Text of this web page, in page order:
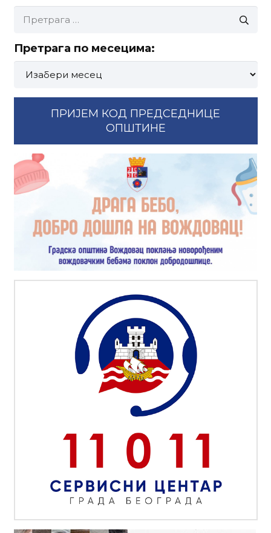
за:
Претрага по месецима:
месецима:
ПРИЈЕМ КОД ПРЕДСЕДНИЦЕ
ОПШТИНЕ